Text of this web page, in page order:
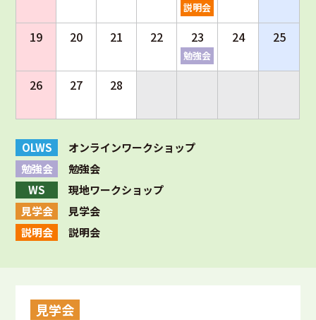
説明会
19 20 21 22 23
勉強会
24 25
26 27 28
OLWS
オンラインワークショップ
勉強会
勉強会
WS
現地ワークショップ
見学会
見学会
説明会
説明会
見学会